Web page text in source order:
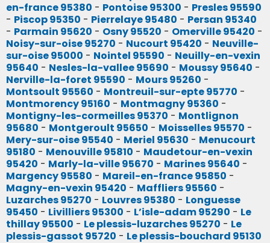
en-france 95380 - Pontoise 95300 - Presles 95590
- Piscop 95350 - Pierrelaye 95480 - Persan 95340
- Parmain 95620 - Osny 95520 - Omerville 95420 -
Noisy-sur-oise 95270 - Nucourt 95420 - Neuville-
sur-oise 95000 - Nointel 95590 - Neuilly-en-vexin
95640 - Nesles-la-vallee 95690 - Moussy 95640 -
Nerville-la-foret 95590 - Mours 95260 -
Montsoult 95560 - Montreuil-sur-epte 95770 -
Montmorency 95160 - Montmagny 95360 -
Montigny-les-cormeilles 95370 - Montlignon
95680 - Montgeroult 95650 - Moisselles 95570 -
Mery-sur-oise 95540 - Meriel 95630 - Menucourt
95180 - Menouville 95810 - Maudetour-en-vexin
95420 - Marly-la-ville 95670 - Marines 95640 -
Margency 95580 - Mareil-en-france 95850 -
Magny-en-vexin 95420 - Maffliers 95560 -
Luzarches 95270 - Louvres 95380 - Longuesse
95450 - Livilliers 95300 - L’isle-adam 95290 - Le
thillay 95500 - Le plessis-luzarches 95270 - Le
plessis-gassot 95720 - Le plessis-bouchard 95130